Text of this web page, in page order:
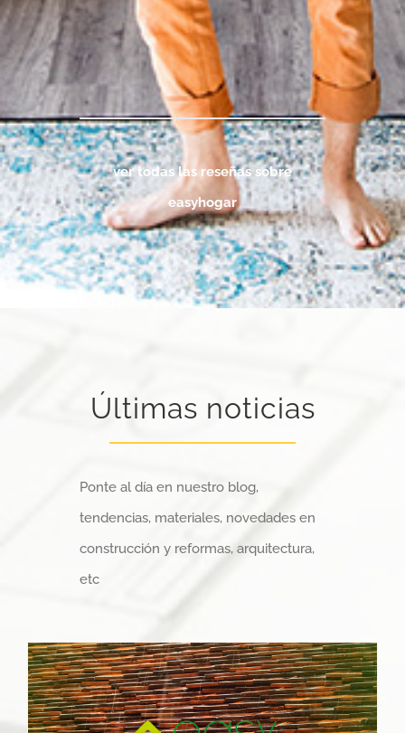
ver todas las reseñas sobre
easyhogar
Últimas noticias
Ponte al día en nuestro blog,
tendencias, materiales, novedades en
construcción y reformas, arquitectura,
etc